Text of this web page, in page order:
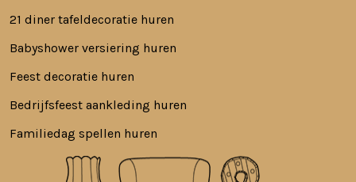
21 diner tafeldecoratie huren
Babyshower versiering huren
Feest decoratie huren
Bedrijfsfeest aankleding huren
Familiedag spellen huren